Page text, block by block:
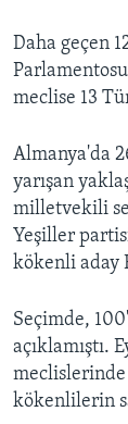
Daha geçen
meclise 13
Almanya'da
yarışan
milletvekili
Yeşiller
kökenli aday
Seçimde,
açıklamıştı.
kökenlilerin